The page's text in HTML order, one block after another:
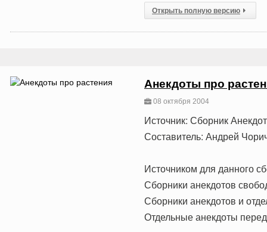
Открыть полную версию
Анекдоты про
08 октября 2004
Источник: Сборник
Составитель: Андрей
Источником для данного
Сборники анекдотов
Сборники анекдотов и
Отдельные анекдоты